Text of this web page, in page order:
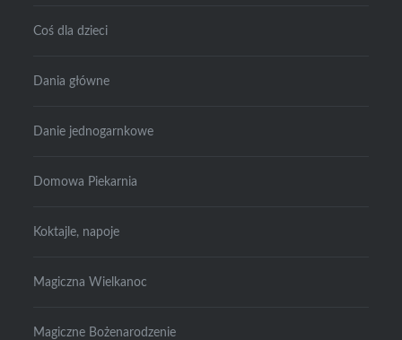
Coś dla dzieci
Dania główne
Danie jednogarnkowe
Domowa Piekarnia
Koktajle, napoje
Magiczna Wielkanoc
Magiczne Bożenarodzenie